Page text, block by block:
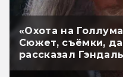
«Охота на
Сюжет, съёмки,
рассказал